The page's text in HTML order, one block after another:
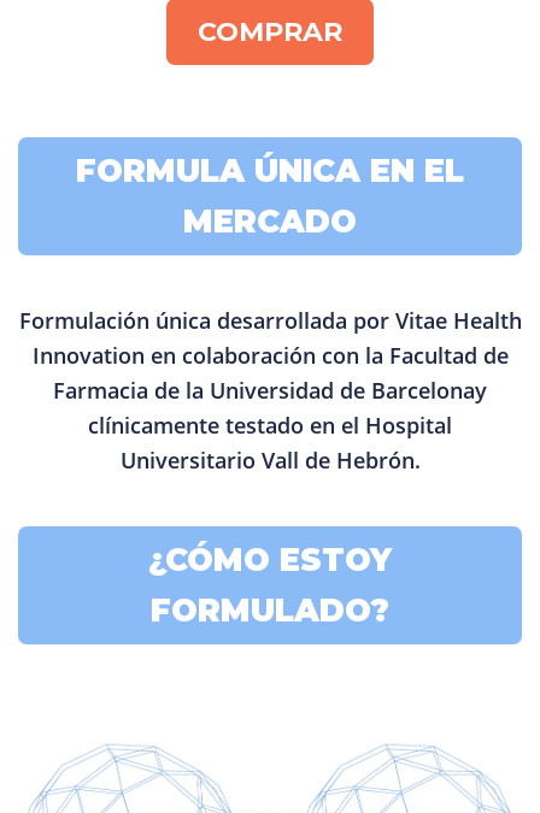
COMPRAR
FORMULA ÚNICA EN EL
MERCADO
Formulación única desarrollada por Vitae Health
Innovation en colaboración con la Facultad de
Farmacia de la Universidad de Barcelonay
clínicamente testado en el Hospital
Universitario Vall de Hebrón.
¿CÓMO ESTOY
FORMULADO?